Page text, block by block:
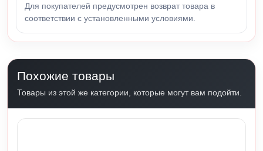
Для покупателей предусмотрен возврат товара в
соответствии с установленными условиями.
Похожие товары
Товары из этой же категории, которые могут вам подойти.